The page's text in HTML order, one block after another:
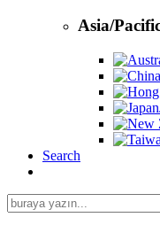
Asia/
Search
Search
for: